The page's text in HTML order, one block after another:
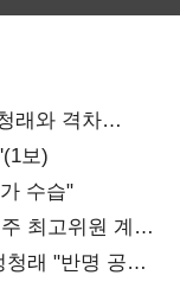
래와 격차
보)
수습"
최고위원 계파
래 "반명 공세